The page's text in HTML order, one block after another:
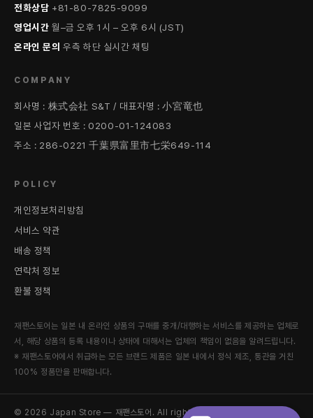
전화상담 +81-80-7825-9099
영업시간 월–금 오후 1시 – 오후 6시 (JST)
온라인 문의 우측 하단 실시간 채팅
COMPANY
회사명 : 株式会社 S&T / 대표자명 : 小宮竜也
일본 사업자 번호 : 0200-01-124083
주소 : 286-0221 千葉県富里市七栄649-114
POLICY
개인정보처리방침
서비스 약관
배송 정책
연락처 정보
환불 정책
재팬스토어는 일본 내 온라인 상품의 구매를 중개/대행하는 서비스를 제공하는 업체로
서, 해당 상품의 등록 내용이나 상태에 대해서는 업체의 책임이 없음을 알려드립니다.
※ 재팬스토어에서 취급하는 모든 브랜드 제품은 일본 내에서 정식 제조, 통관을 거친
100% 정품만을 판매합니다.
© 2026 Japan Store — 재팬스토어. All rights reserved.